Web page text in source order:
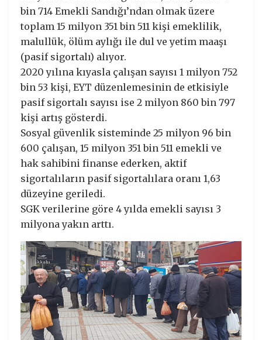
bin 714 Emekli Sandığı’ndan olmak üzere
toplam 15 milyon 351 bin 511 kişi emeklilik,
malullük, ölüm aylığı ile dul ve yetim maaşı
(pasif sigortalı) alıyor.
2020 yılına kıyasla çalışan sayısı 1 milyon 752
bin 53 kişi, EYT düzenlemesinin de etkisiyle
pasif sigortalı sayısı ise 2 milyon 860 bin 797
kişi artış gösterdi.
Sosyal güvenlik sisteminde 25 milyon 96 bin
600 çalışan, 15 milyon 351 bin 511 emekli ve
hak sahibini finanse ederken, aktif
sigortalıların pasif sigortalılara oranı 1,63
düzeyine geriledi.
SGK verilerine göre 4 yılda emekli sayısı 3
milyona yakın arttı.